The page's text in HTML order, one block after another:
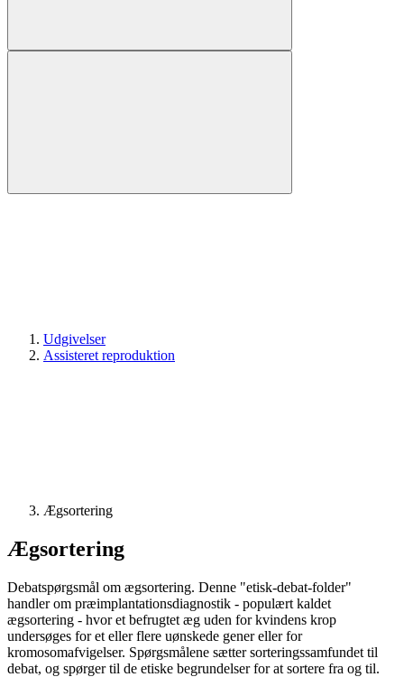
Udgivelser
Assisteret reproduktion
Ægsortering
Ægsortering
Debatspørgsmål om ægsortering. Denne "etisk-debat-folder"
handler om præimplantationsdiagnostik - populært kaldet
ægsortering - hvor et befrugtet æg uden for kvindens krop
undersøges for et eller flere uønskede gener eller for
kromosomafvigelser. Spørgsmålene sætter sorteringssamfundet til
debat, og spørger til de etiske begrundelser for at sortere fra og til.